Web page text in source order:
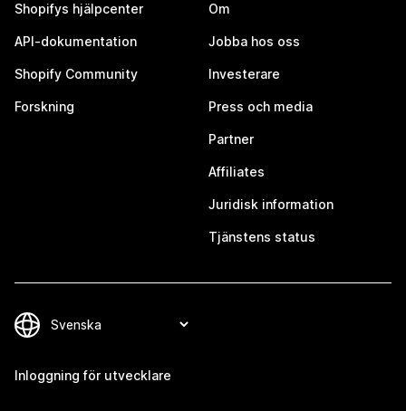
Shopifys hjälpcenter
API-dokumentation
Shopify Community
Forskning
Om
Jobba hos oss
Investerare
Press och media
Partner
Affiliates
Juridisk information
Tjänstens status
Inloggning för utvecklare